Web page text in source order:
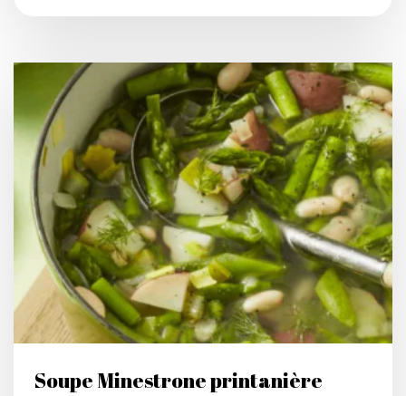
Soupe Minestrone printanière